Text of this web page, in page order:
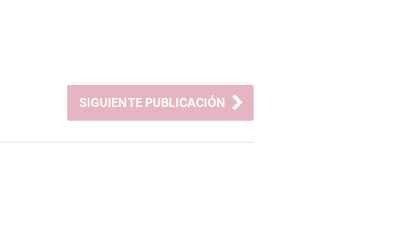
SIGUIENTE PUBLICACIÓN